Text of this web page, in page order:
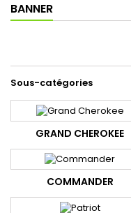
BANNER
Sous-catégories
GRAND CHEROKEE
COMMANDER